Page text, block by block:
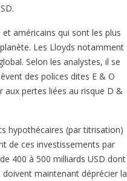
américains qui sont les plus
Les Lloyds notamment
Selon les analystes, il se
des polices dites E & O
aux pertes liées au risque D &
hypothécaires (par titrisation)
de ces investissements par
400 à 500 milliards USD dont
maintenant déprécier la